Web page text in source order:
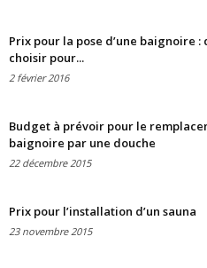
Prix pour la pose d’une baignoire
choisir pour...
2 février 2016
Budget à prévoir pour le
baignoire par une douche
22 décembre 2015
Prix pour l’installation d’un sauna
23 novembre 2015